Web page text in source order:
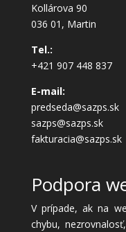
Kollárova 90
036 01, Martin
Tel.:
+421 907 448 837
E-mail:
predseda@sazps.sk
sazps@sazps.sk
fakturacia@sazps.sk
Podpora
V prípade, ak na
chybu,